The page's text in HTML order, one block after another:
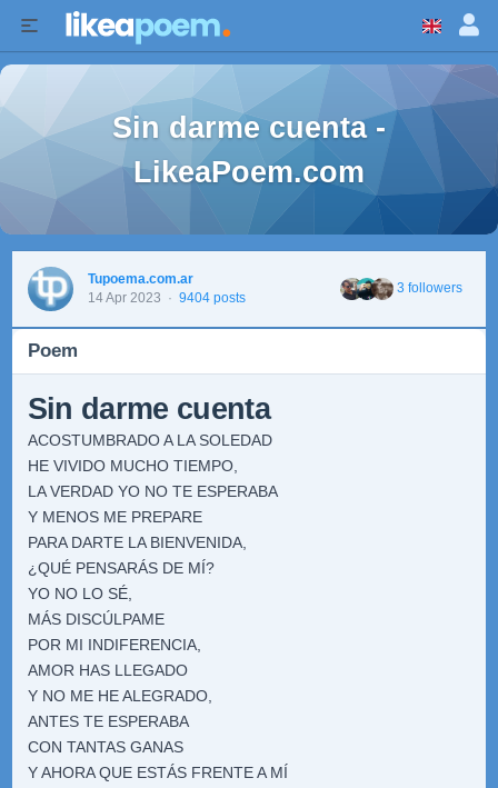
Sin darme cuenta -
LikeaPoem.com
Tupoema.com.ar
14 Apr 2023 · 9404 posts
3 followers
Poem
Sin darme cuenta
ACOSTUMBRADO A LA SOLEDAD
HE VIVIDO MUCHO TIEMPO,
LA VERDAD YO NO TE ESPERABA
Y MENOS ME PREPARE
PARA DARTE LA BIENVENIDA,
¿QUÉ PENSARÁS DE MÍ?
YO NO LO SÉ,
MÁS DISCÚLPAME
POR MI INDIFERENCIA,
AMOR HAS LLEGADO
Y NO ME HE ALEGRADO,
ANTES TE ESPERABA
CON TANTAS GANAS
Y AHORA QUE ESTÁS FRENTE A MÍ